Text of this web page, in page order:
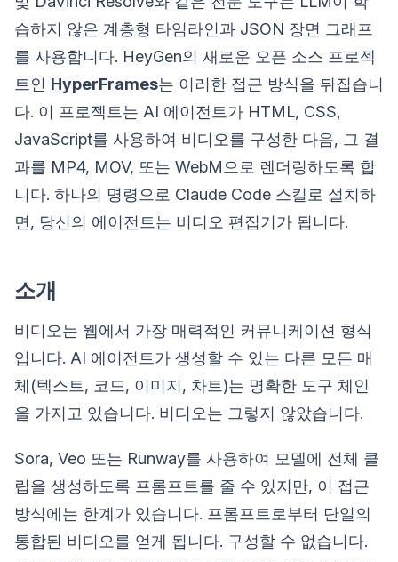
습하지 않은 계층형 타임라인과 JSON 장면 그래프
를 사용합니다. HeyGen의 새로운 오픈 소스 프로젝
트인 HyperFrames는 이러한 접근 방식을 뒤집습니
다. 이 프로젝트는 AI 에이전트가 HTML, CSS,
JavaScript를 사용하여 비디오를 구성한 다음, 그 결
과를 MP4, MOV, 또는 WebM으로 렌더링하도록 합
니다. 하나의 명령으로 Claude Code 스킬로 설치하
면, 당신의 에이전트는 비디오 편집기가 됩니다.
소개
비디오는 웹에서 가장 매력적인 커뮤니케이션 형식
입니다. AI 에이전트가 생성할 수 있는 다른 모든 매
체(텍스트, 코드, 이미지, 차트)는 명확한 도구 체인
을 가지고 있습니다. 비디오는 그렇지 않았습니다.
Sora, Veo 또는 Runway를 사용하여 모델에 전체 클
립을 생성하도록 프롬프트를 줄 수 있지만, 이 접근
방식에는 한계가 있습니다. 프롬프트로부터 단일의
통합된 비디오를 얻게 됩니다. 구성할 수 없습니다.